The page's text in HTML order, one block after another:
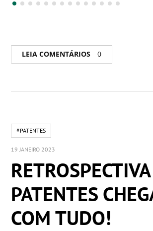
LEIA COMENTÁRIOS 0
#PATENTES
19 JANEIRO 2023
PATENTES
COM TUDO!